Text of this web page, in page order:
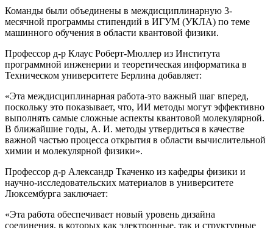
Команды были объединены в междисциплинарную 3-
месячной программы стипендий в ИГУМ (УКЛА) по теме
машинного обучения в области квантовой физики.
Профессор д-р Клаус Роберт-Мюллер из Института
программной инженерии и теоретическая информатика в
Техническом университете Берлина добавляет:
«Эта междисциплинарная работа-это важный шаг вперед,
поскольку это показывает, что, ИИ методы могут эффективно
выполнять самые сложные аспекты квантовой молекулярной.
В ближайшие годы, А. И. методы утвердиться в качестве
важной частью процесса открытия в области вычислительной
химии и молекулярной физики».
Профессор д-р Александр Ткаченко из кафедры физики и
научно-исследовательских материалов в университете
Люксембурга заключает:
«Эта работа обеспечивает новый уровень дизайна
соединения, в которых как электронные, так и структурные